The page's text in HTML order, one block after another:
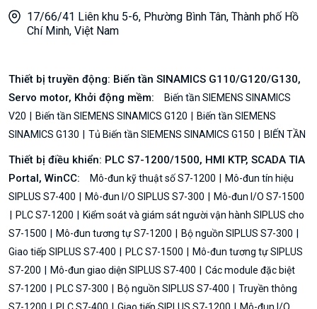
17/66/41 Liên khu 5-6, Phường Bình Tân, Thành phố Hồ
Chí Minh, Việt Nam
Thiết bị truyền động: Biến tần SINAMICS G110/G120/G130,
Servo motor, Khởi động mềm:
Biến tần SIEMENS SINAMICS
V20
Biến tần SIEMENS SINAMICS G120
Biến tần SIEMENS
SINAMICS G130
Tủ Biến tần SIEMENS SINAMICS G150 BIẾN TẦN
Thiết bị điều khiển: PLC S7-1200/1500, HMI KTP, SCADA TIA
Portal, WinCC:
Mô-đun kỹ thuật số S7-1200
Mô-đun tín hiệu
SIPLUS S7-400
Mô-đun I/O SIPLUS S7-300
Mô-đun I/O S7-1500
PLC S7-1200
Kiểm soát và giám sát người vận hành SIPLUS cho
S7-1500
Mô-đun tương tự S7-1200
Bộ nguồn SIPLUS S7-300
Giao tiếp SIPLUS S7-400
PLC S7-1500
Mô-đun tương tự SIPLUS
S7-200
Mô-đun giao diện SIPLUS S7-400
Các module đặc biệt
S7-1200
PLC S7-300 Bộ nguồn SIPLUS S7-400
Truyền thông
S7-1200
PLC S7-400 Giao tiếp SIPLUS S7-1200
Mô-đun I/O